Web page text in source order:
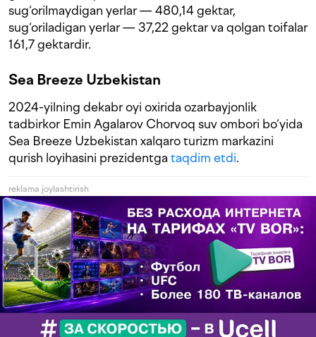
sug‘orilmaydigan yerlar — 480,14 gektar,
sug‘oriladigan yerlar — 37,22 gektar va qolgan toifalar
161,7 gektardir.
Sea Breeze Uzbekistan
2024-yilning dekabr oyi oxirida ozarbayjonlik
tadbirkor Emin Agalarov Chorvoq suv ombori bo‘yida
Sea Breeze Uzbekistan xalqaro turizm markazini
qurish loyihasini prezidentga taqdim etdi.
reklama joylashtirish